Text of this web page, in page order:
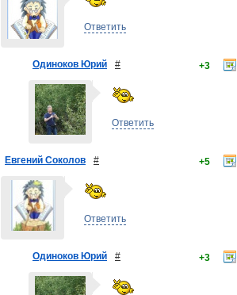
Ответить
Одиноков Юрий # +3
Ответить
Евгений Соколов # +5
Ответить
Одиноков Юрий # +3